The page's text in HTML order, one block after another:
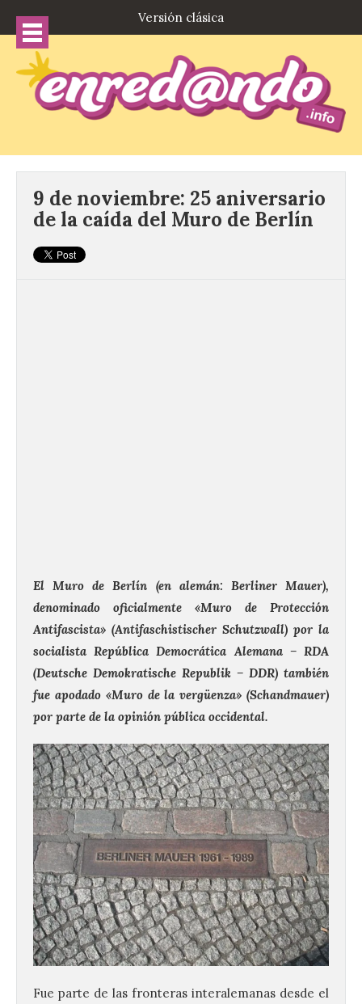
Versión clásica
9 de noviembre: 25 aniversario
de la caída del Muro de Berlín
El Muro de Berlín (en alemán: Berliner Mauer),
denominado oficialmente «Muro de Protección
Antifascista» (Antifaschistischer Schutzwall) por la
socialista República Democrática Alemana – RDA
(Deutsche Demokratische Republik – DDR) también
fue apodado «Muro de la vergüenza» (Schandmauer)
por parte de la opinión pública occidental.
Fue parte de las fronteras interalemanas desde el